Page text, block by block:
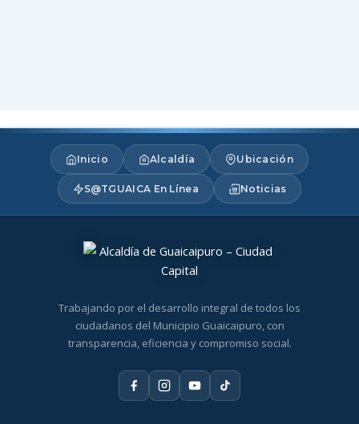
Inicio Alcaldía Ubicación
S@TGUAICA En Línea Noticias
Trabajando por el desarrollo integral de todos los
ciudadanos del Municipio Guaicaipuro, con
transparencia, eficiencia y compromiso social.